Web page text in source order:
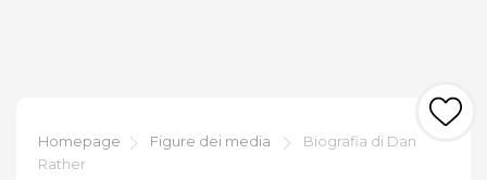
Homepage Figure dei media
Biografia di Dan
Rather